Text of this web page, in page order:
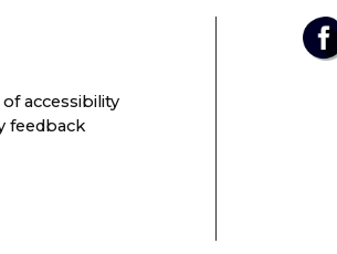
accessibility
feedback